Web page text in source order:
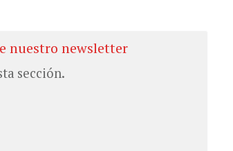
nuestro newsletter
sección.